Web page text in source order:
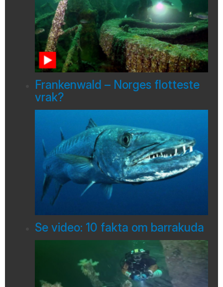
Frankenwald – Norges flotteste
vrak?
Se video: 10 fakta om barrakuda